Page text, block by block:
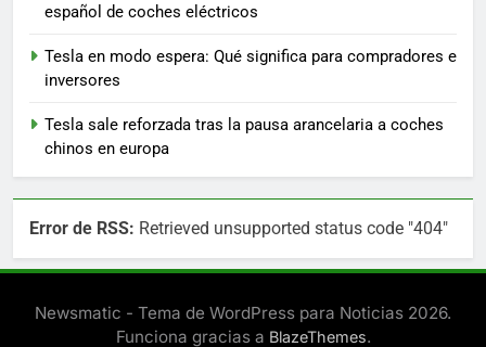
español de coches eléctricos
Tesla en modo espera: Qué significa para compradores e
inversores
Tesla sale reforzada tras la pausa arancelaria a coches
chinos en europa
Error de RSS: Retrieved unsupported status code "404"
Newsmatic - Tema de WordPress para Noticias 2026.
Funciona gracias a BlazeThemes.